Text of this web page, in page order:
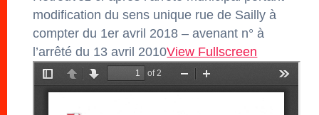
modification du sens unique rue de Sailly à
compter du 1er avril 2018 – avenant n° à
l’arrêté du 13 avril 2010View Fullscreen